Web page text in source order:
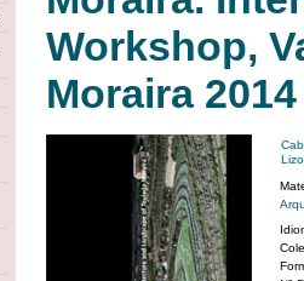
Workshop,
Moraira 2014